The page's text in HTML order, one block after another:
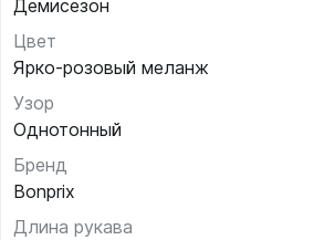
Демисезон
Цвет
Ярко-розовый меланж
Узор
Однотонный
Бренд
Bonprix
Длина рукава